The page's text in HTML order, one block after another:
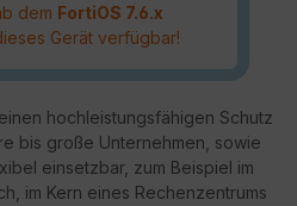
dem FortiOS 7.6.x
Gerät verfügbar!
hochleistungsfähigen Schutz
bis große Unternehmen, sowie
einsetzbar, zum Beispiel im
im Kern eines Rechenzentrums